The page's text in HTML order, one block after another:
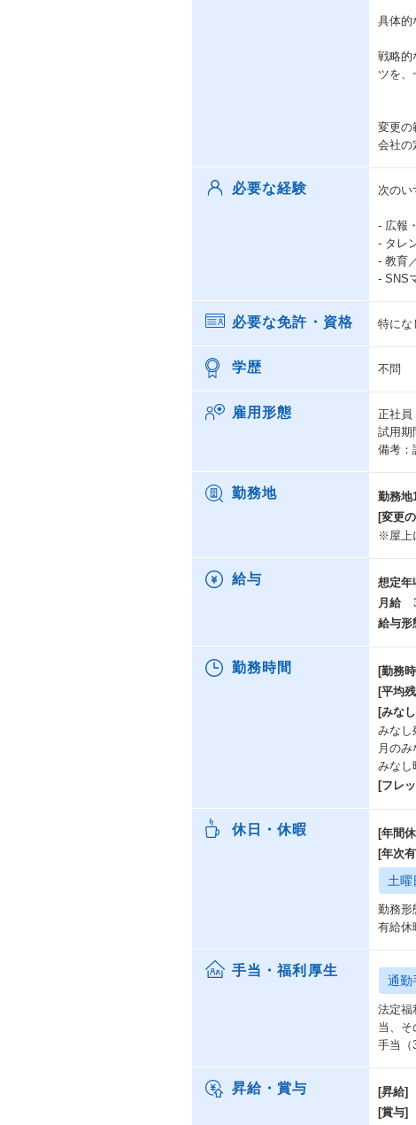
具体的
戦略的
ツを、
変更の
会社の
必要な経験 次のい
- 広報
- タレ
- 教育
- SNS
必要な免許・資格 特にな
学歴 不問
雇用形態
正社員
試用期
備考：
勤務地 勤務地
[変更
※屋上
給与 想定年
月給
給与形
勤務時間 [勤務
[平均
[みな
みなし
月のみ
みなし
[フレ
休日・休暇 [年間
[年次
土曜
勤務形
有給休
手当・福利厚生
通勤
法定福
当、
手当（
昇給・賞与 [昇給]
[賞与]